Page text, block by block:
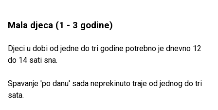
Mala djeca (1 - 3 godine)
Djeci u dobi od jedne do tri godine potrebno je dnevno 12
do 14 sati sna.
Spavanje 'po danu' sada neprekinuto traje od jednog do tri
sata.